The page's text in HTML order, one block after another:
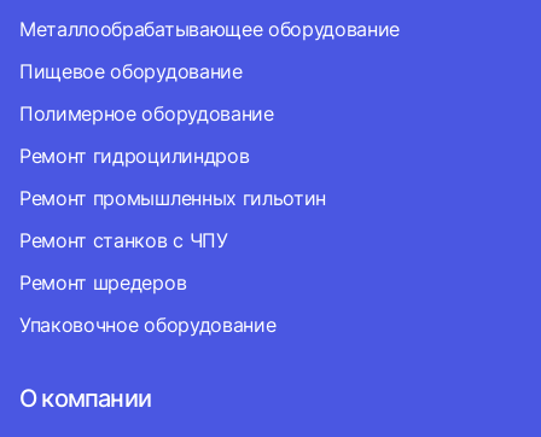
Металлообрабатывающее оборудование
Пищевое оборудование
Полимерное оборудование
Ремонт гидроцилиндров
Ремонт промышленных гильотин
Ремонт станков с ЧПУ
Ремонт шредеров
Упаковочное оборудование
О компании